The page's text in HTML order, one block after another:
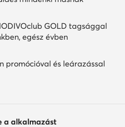
GOLD tagsággal
egész évben
promócióval és leárazással
a alkalmazást